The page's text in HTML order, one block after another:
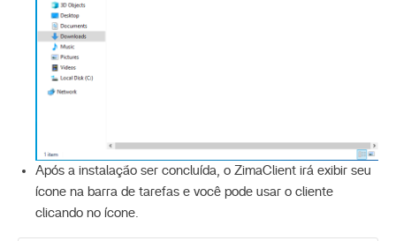
Após a instalação ser concluída, o ZimaClient irá exibir seu
ícone na barra de tarefas e você pode usar o cliente
clicando no ícone.